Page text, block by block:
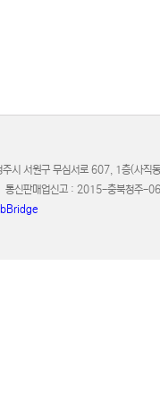
서원구 무심서로 607, 1층(사직
신판매업신고 : 2015-충북청